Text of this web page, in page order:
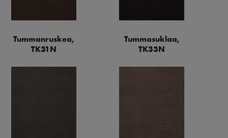
Tummanruskea,
TK31N
Tummasuklaa,
TK33N